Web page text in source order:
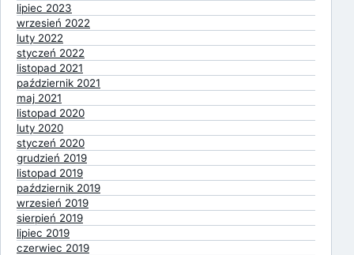
lipiec 2023
wrzesień 2022
luty 2022
styczeń 2022
listopad 2021
październik 2021
maj 2021
listopad 2020
luty 2020
styczeń 2020
grudzień 2019
listopad 2019
październik 2019
wrzesień 2019
sierpień 2019
lipiec 2019
czerwiec 2019